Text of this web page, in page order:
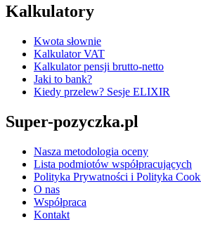
Kalkulatory
Kwota słownie
Kalkulator VAT
Kalkulator pensji brutto-netto
Jaki to bank?
Kiedy przelew? Sesje ELIXIR
Super-pozyczka.pl
Nasza metodologia oceny
Lista podmiotów współpracujących
Polityka Prywatności i Polityka
O nas
Współpraca
Kontakt